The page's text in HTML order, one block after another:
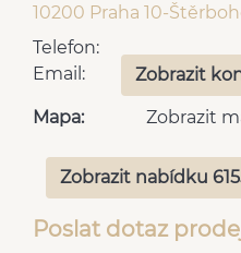
10200 Praha 10-
Telefon:
Email:
Zobrazit
Mapa: Zobrazit
Zobrazit nabídku
Poslat dotaz